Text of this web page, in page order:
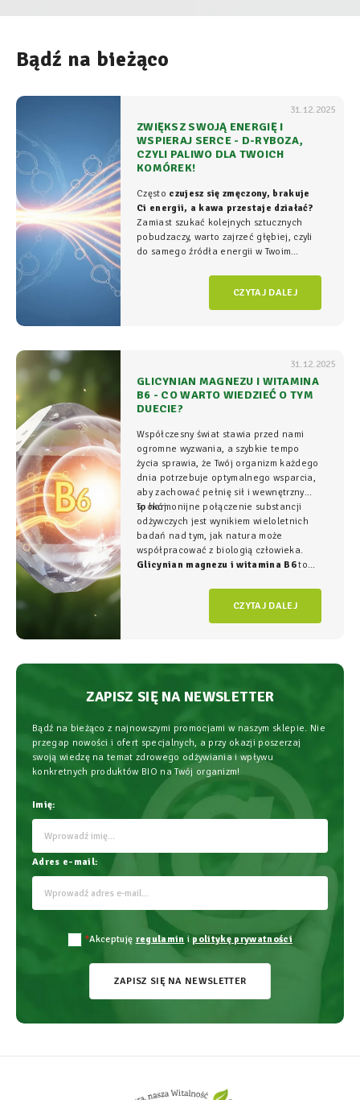
Bądź na bieżąco
31.12.2025
ZWIĘKSZ SWOJĄ ENERGIĘ I
WSPIERAJ SERCE - D-RYBOZA,
CZYLI PALIWO DLA TWOICH
KOMÓREK!
Często czujesz się zmęczony, brakuje
Ci energii, a kawa przestaje działać?
Zamiast szukać kolejnych sztucznych
pobudzaczy, warto zajrzeć głębiej, czyli
do samego źródła energii w Twoim
komórkowym rozgrywa się cała
CZYTAJ DALEJ
31.12.2025
GLICYNIAN MAGNEZU I WITAMINA
B6 - CO WARTO WIEDZIEĆ O TYM
DUECIE?
Współczesny świat stawia przed nami
ogromne wyzwania, a szybkie tempo
życia sprawia, że Twój organizm każdego
dnia potrzebuje optymalnego wsparcia,
aby zachować pełnię sił i wewnętrzny
spokój.
To harmonijne połączenie substancji
odżywczych jest wynikiem wieloletnich
badań nad tym, jak natura może
współpracować z biologią człowieka.
Glicynian magnezu i witamina B6to
fundament świadomego wspierania
organizmu, łączący wysoką skuteczność z
najwyższym bezpieczeństwem
CZYTAJ DALEJ
ZAPISZ SIĘ NA NEWSLETTER
Bądź na bieżąco z najnowszymi promocjami w naszym sklepie. Nie
przegap nowości i ofert specjalnych, a przy okazji poszerzaj
swoją wiedzę na temat zdrowego odżywiania i wpływu
konkretnych produktów BIO na Twój organizm!
Imię:
Adres e-mail:
*Akceptuję regulamin i politykę prywatności
ZAPISZ SIĘ NA NEWSLETTER